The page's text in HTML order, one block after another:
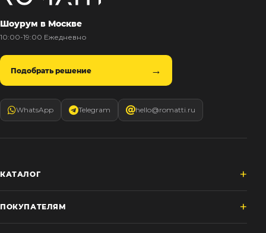
Шоурум в Москве
10:00-19:00 Ежедневно
Подобрать решение
WhatsApp Telegram hello@romatti.ru
КАТАЛОГ
ПОКУПАТЕЛЯМ